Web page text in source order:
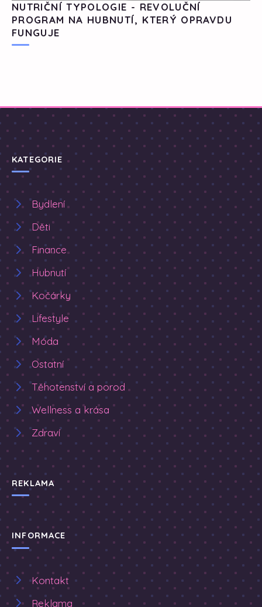
NUTRIČNÍ TYPOLOGIE - REVOLUČNÍ
PROGRAM NA HUBNUTÍ, KTERÝ OPRAVDU
FUNGUJE
KATEGORIE
Bydlení
Děti
Finance
Hubnutí
Kočárky
Lifestyle
Móda
Ostatní
Těhotenství a porod
Wellness a krása
Zdraví
REKLAMA
INFORMACE
Kontakt
Reklama